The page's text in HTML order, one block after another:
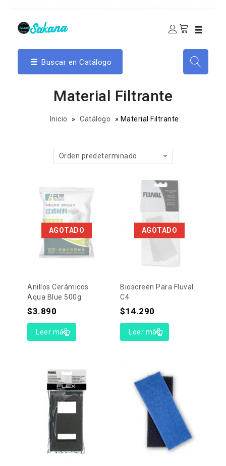
Buscar en Catálogo
Material Filtrante
Inicio » Catálogo » Material Filtrante
Orden predeterminado
AGOTADO
Anillos Cerámicos
Aqua Blue 500g
$3.890
Leer más
AGOTADO
Bioscreen Para Fluval
C4
$14.290
Leer más